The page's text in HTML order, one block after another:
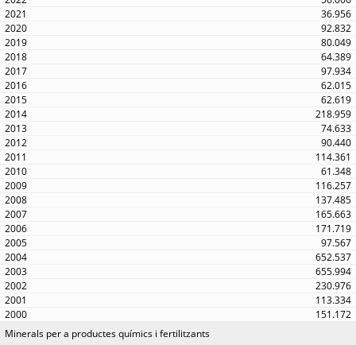
36.956
92.832
80.049
64.389
97.934
62.015
62.619
218.959
74.633
90.440
114.361
61.348
116.257
137.485
165.663
171.719
97.567
652.537
655.994
230.976
113.334
151.172
Minerals per a productes químics i fertilitzants